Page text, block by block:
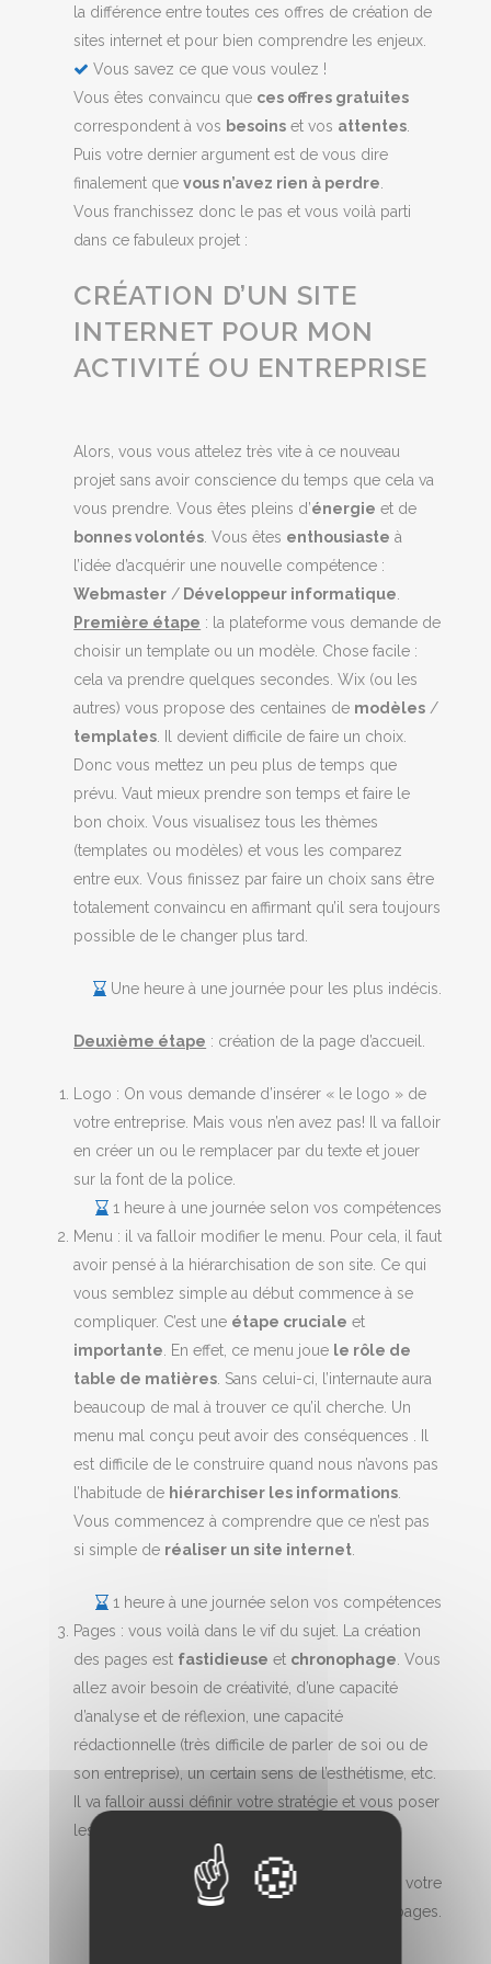
la différence entre toutes ces offres de création de
sites internet et pour bien comprendre les enjeux.
Vous savez ce que vous voulez !
Vous êtes convaincu que ces offres gratuites
correspondent à vos besoins et vos attentes
Puis votre dernier argument est de vous dire
finalement quevous n’avez rien à perdre
Vous franchissez donc le pas et vous voilà parti
dans ce fabuleux projet :
CRÉATION D’UN SITE
INTERNET POUR MON
ACTIVITÉ OU ENTREPRISE
Alors, vous vous attelez très vite à ce nouveau
projet sans avoir conscience du temps que cela va
vous prendre. Vous êtes pleins d’énergie et de
bonnes volontés . Vous êtes enthousiaste à
l’idée d’acquérir une nouvelle compétence :
Webmaster / Développeur informatique
Première étape : la plateforme vous demande de
choisir un template ou un modèle. Chose facile :
cela va prendre quelques secondes. Wix (ou les
autres) vous propose des centaines de modèles /
templates . Il devient difficile de faire un choix.
Donc vous mettez un peu plus de temps que
prévu. Vaut mieux prendre son temps et faire le
bon choix. Vous visualisez tous les thèmes
(templates ou modèles) et vous les comparez
entre eux. Vous finissez par faire un choix sans être
totalement convaincu en affirmant qu’il sera toujours
possible de le changer plus tard.
Une heure à une journée pour les plus indécis.
Deuxième étape : création de la page d’accueil.
Logo : On vous demande d’insérer « le logo » de
votre entreprise. Mais vous n’en avez pas! Il va falloir
en créer un ou le remplacer par du texte et jouer
sur la font de la police.
1 heure à une journée selon vos compétences
Menu : il va falloir modifier le menu. Pour cela, il faut
avoir pensé à la hiérarchisation de son site. Ce qui
vous semblez simple au début commence à se
compliquer. C’est une étape cruciale et
importante . En effet, ce menu joue le rôle de
table de matières . Sans celui-ci, l’internaute aura
beaucoup de mal à trouver ce qu’il cherche. Un
menu mal conçu peut avoir des conséquences . Il
est difficile de le construire quand nous n’avons pas
l’habitude de hiérarchiser les informations
Vous commencez à comprendre que ce n’est pas
si simple de réaliser un site internet
1 heure à une journée selon vos compétences
Pages : vous voilà dans le vif du sujet. La création
des pages est fastidieuse et chronophage . Vous
allez avoir besoin de créativité, d’une capacité
d’analyse et de réflexion, une capacité
rédactionnelle (très difficile de parler de soi ou de
son entreprise), un certain sens de l’esthétisme, etc.
Il va falloir aussi définir votre stratégie et vous poser
les bonnes questions.
1 journée à deux semaines selon votre
expérience et le nombre de pages.